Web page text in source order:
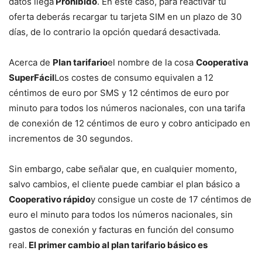
oferta deberás recargar tu tarjeta SIM en un plazo de 30
días, de lo contrario la opción quedará desactivada.
Acerca de Plan tarifarioel nombre de la cosa Cooperativa
SuperFácilLos costes de consumo equivalen a 12
céntimos de euro por SMS y 12 céntimos de euro por
minuto para todos los números nacionales, con una tarifa
de conexión de 12 céntimos de euro y cobro anticipado en
incrementos de 30 segundos.
Sin embargo, cabe señalar que, en cualquier momento,
salvo cambios, el cliente puede cambiar el plan básico a
Cooperativo rápidoy consigue un coste de 17 céntimos de
euro el minuto para todos los números nacionales, sin
gastos de conexión y facturas en función del consumo
real. El primer cambio al plan tarifario básico es